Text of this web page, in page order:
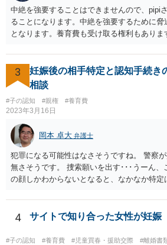
中絶を強要することはできませんので、pipi
ることになります。中絶を強要するために
となります。養育費も受け取る権利もあり
勧めします。
3
妊娠後の相手特定と認知手続き
相談
#子の認知 #親権 #養育費
2023年3月16日
岡本 卓大 弁護士
犯罪になる可能性はなさそうですね。 警察
無さそうです。 捜索願いを出す･･･うーん
の顔しかわからないとなると、なかなか特
4 サイトで知り合った女性が妊娠
#子の認知 #養育費 #児童買春・援助交際 #離婚書